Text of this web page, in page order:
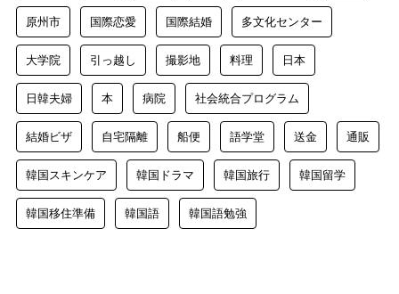
原州市 国際恋愛 国際結婚 多文化センター
大学院 引っ越し 撮影地 料理 日本
日韓夫婦 本 病院 社会統合プログラム
結婚ビザ 自宅隔離 船便 語学堂 送金 通販
韓国スキンケア 韓国ドラマ 韓国旅行 韓国留学
韓国移住準備 韓国語 韓国語勉強